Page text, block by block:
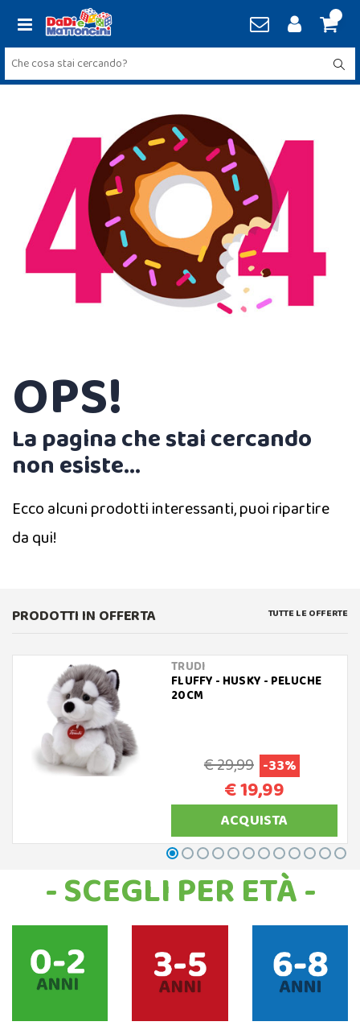
OPS!
La pagina che stai cercando
non esiste...
Ecco alcuni prodotti interessanti, puoi ripartire
da qui!
PRODOTTI IN OFFERTA TUTTE LE OFFERTE
TRUDI
FLUFFY - HUSKY - PELUCHE
20CM
€ 29,99 -33%
€ 19,99
ACQUISTA
- SCEGLI PER ETÀ -